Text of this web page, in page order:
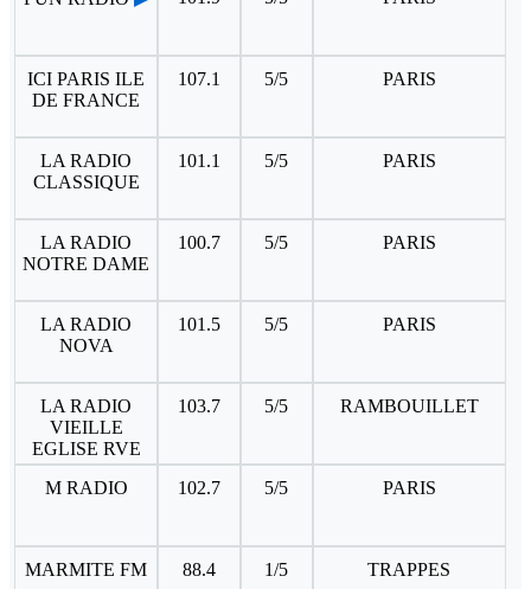
ICI PARIS ILE
DE FRANCE
107.1 5/5 PARIS
LA RADIO
CLASSIQUE
101.1 5/5 PARIS
LA RADIO
NOTRE DAME
100.7 5/5 PARIS
LA RADIO
NOVA
101.5 5/5 PARIS
LA RADIO
VIEILLE
EGLISE RVE
103.7 5/5 RAMBOUILLET
M RADIO 102.7 5/5 PARIS
MARMITE FM 88.4 1/5 TRAPPES